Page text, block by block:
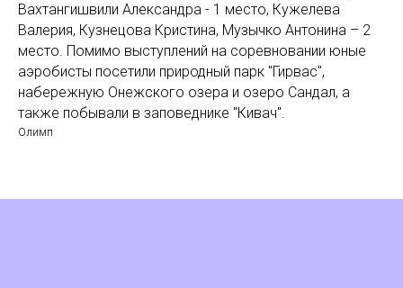
Вахтангишвили Александра - 1 место, Кужелева
Валерия, Кузнецова Кристина, Музычко Антонина – 2
место. Помимо выступлений на соревновании юные
аэробисты посетили природный парк "Гирвас",
набережную Онежского озера и озеро Сандал, а
также побывали в заповеднике "Кивач".
Олимп